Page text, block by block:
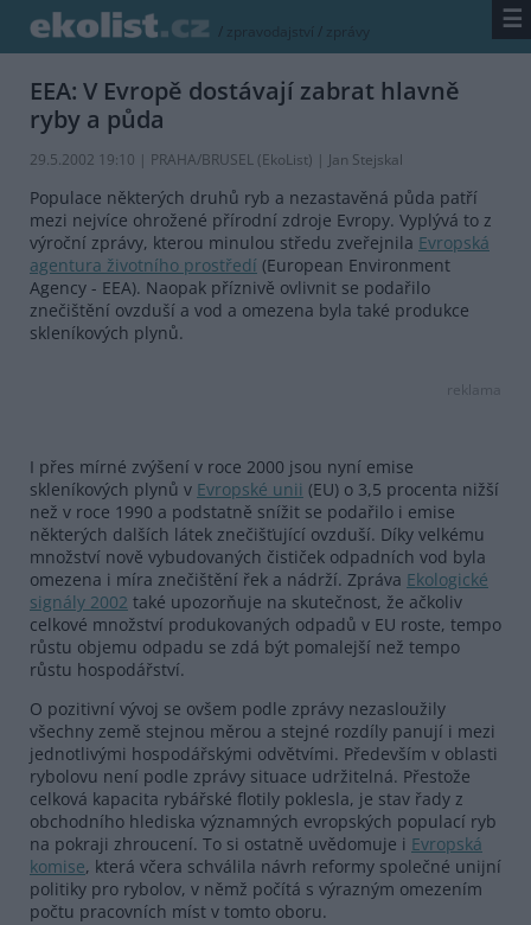
/ zpravodajství / zprávy ☰
EEA: V Evropě dostávají zabrat hlavně
ryby a půda
29.5.2002 19:10 | PRAHA/BRUSEL (EkoList) | Jan Stejskal
Populace některých druhů ryb a nezastavěná půda patří
mezi nejvíce ohrožené přírodní zdroje Evropy. Vyplývá to z
výroční zprávy, kterou minulou středu zveřejnila Evropská
agentura životního prostředí (European Environment
Agency - EEA). Naopak příznivě ovlivnit se podařilo
znečištění ovzduší a vod a omezena byla také produkce
skleníkových plynů.
reklama
I přes mírné zvýšení v roce 2000 jsou nyní emise
skleníkových plynů v Evropské unii (EU) o 3,5 procenta nižší
než v roce 1990 a podstatně snížit se podařilo i emise
některých dalších látek znečišťující ovzduší. Díky velkému
množství nově vybudovaných čističek odpadních vod byla
omezena i míra znečištění řek a nádrží. Zpráva Ekologické
signály 2002 také upozorňuje na skutečnost, že ačkoliv
celkové množství produkovaných odpadů v EU roste, tempo
růstu objemu odpadu se zdá být pomalejší než tempo
růstu hospodářství.
O pozitivní vývoj se ovšem podle zprávy nezasloužily
všechny země stejnou měrou a stejné rozdíly panují i mezi
jednotlivými hospodářskými odvětvími. Především v oblasti
rybolovu není podle zprávy situace udržitelná. Přestože
celková kapacita rybářské flotily poklesla, je stav řady z
obchodního hlediska významných evropských populací ryb
na pokraji zhroucení. To si ostatně uvědomuje i Evropská
komise, která včera schválila návrh reformy společné unijní
politiky pro rybolov, v němž počítá s výrazným omezením
počtu pracovních míst v tomto oboru.